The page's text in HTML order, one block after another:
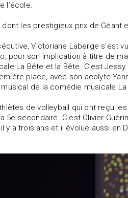
l’école.
les prestigieux prix de Géant
Victoriane Laberge s’est
pour son implication à titre de
La Bête et la Bête. C’est
place, avec son acolyte
de la comédie musicale
de volleyball qui ont reçu
5e secondaire. C’est Olivier
y a trois ans et il évolue aussi en